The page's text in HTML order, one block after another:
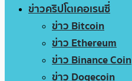
ข่าวคริปโตเคอเรนซี่
ข่าว Bitcoin
ข่าว Ethereum
ข่าว Binance Coin
ข่าว Dogecoin